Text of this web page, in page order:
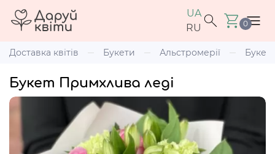
UA
RU
0
Доставка квітів Букети Альстромерії Букет
Букет Примхлива леді